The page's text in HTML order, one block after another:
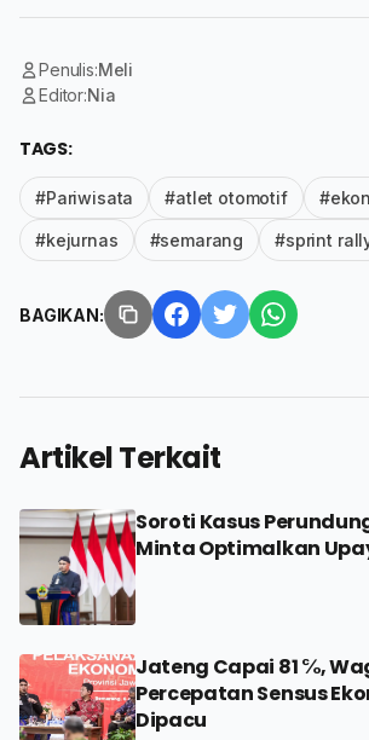
Penulis:Meli
Editor:Nia
TAGS:
#Pariwisata #atlet otomotif
#kejurnas #semarang #sprint
BAGIKAN:
Artikel Terkait
Soroti Kasus
Minta Optimalkan
Jateng Capai 81 ℅,
Percepatan Sensus
Dipacu